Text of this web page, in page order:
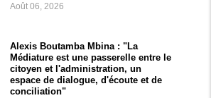
Août 06, 2026
Alexis Boutamba Mbina : "La
Médiature est une passerelle entre le
citoyen et l'administration, un
espace de dialogue, d'écoute et de
conciliation"